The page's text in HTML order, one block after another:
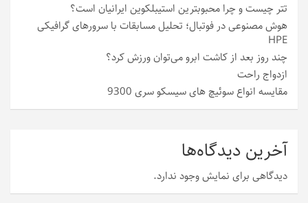
تتر چیست و چرا محبوبترین استیبلکوین ایرانیان است؟
هوش مصنوعی در فوتبال؛ تحلیل مسابقات با سرورهای گرافیکی
HPE
چند روز بعد از کاشت ابرو می‌توان ورزش کرد؟
ازدواج راحت
مقایسه انواع سوئیچ های سیسکو سری 9300
آخرین دیدگاه‌ها
دیدگاهی برای نمایش وجود ندارد.